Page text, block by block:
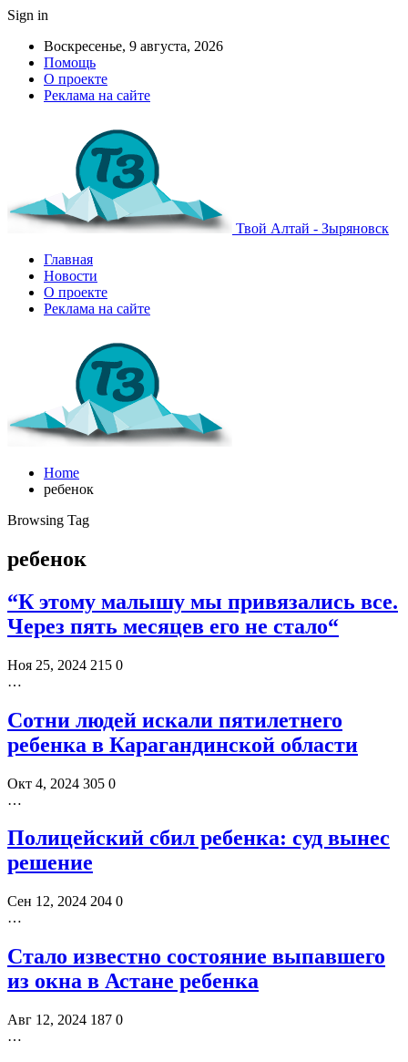
Sign in
Воскресенье, 9 августа, 2026
Помощь
О проекте
Реклама на сайте
Твой Алтай - Зыряновск
Главная
Новости
О проекте
Реклама на сайте
Home
ребенок
Browsing Tag
ребенок
“К этому малышу мы привязались все.
Через пять месяцев его не стало“
Ноя 25, 2024 215 0
…
Сотни людей искали пятилетнего
ребенка в Карагандинской области
Окт 4, 2024 305 0
…
Полицейский сбил ребенка: суд вынес
решение
Сен 12, 2024 204 0
…
Стало известно состояние выпавшего
из окна в Астане ребенка
Авг 12, 2024 187 0
…